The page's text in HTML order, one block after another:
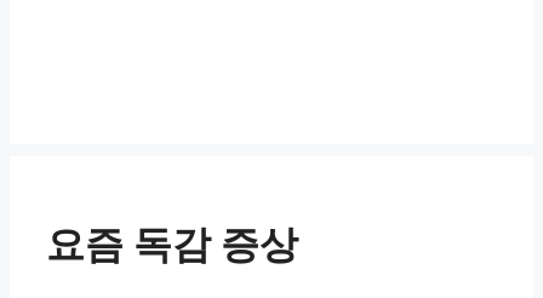
요즘 독감 증상